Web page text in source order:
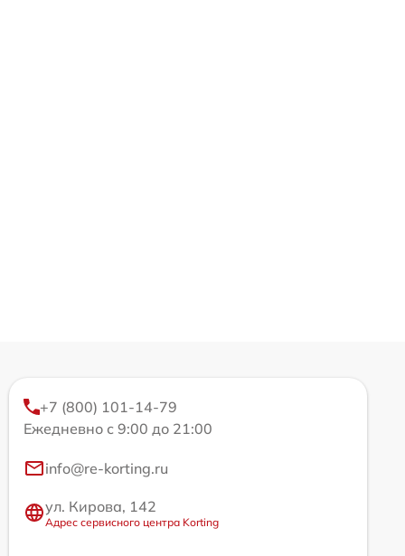
+7 (800) 101-14-79
Ежедневно с 9:00 до 21:00
info@re-korting.ru
ул. Кирова, 142
Адрес сервисного центра Korting